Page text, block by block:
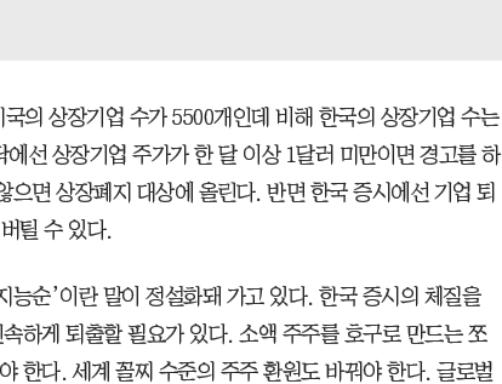
의 상장기업 수가 5500개인데 비해 한국의 상장기업 수는
선 상장기업 주가가 한 달 이상 1달러 미만이면 경고를 하
으면 상장폐지 대상에 올린다. 반면 한국 증시에선 기업 퇴
틸 수 있다.
능순’이란 말이 정설화돼 가고 있다. 한국 증시의 체질을
하게 퇴출할 필요가 있다. 소액 주주를 호구로 만드는 쪼
한다. 세계 꼴찌 수준의 주주 환원도 바꿔야 한다. 글로벌